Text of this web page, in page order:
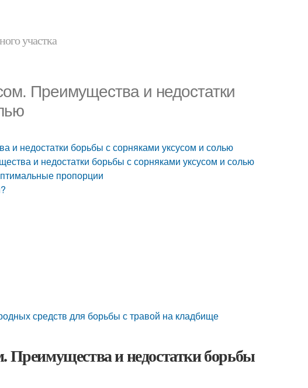
участка
Преимущества и недостатки
и недостатки борьбы с сорняками уксусом и солью
и недостатки борьбы с сорняками уксусом и солью
пропорции
средств для борьбы с травой на кладбище
Преимущества и недостатки борьбы